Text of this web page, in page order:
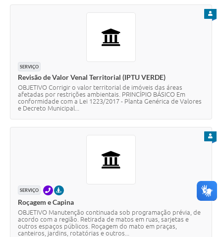
SERVIÇO
Revisão de Valor Venal Territorial (IPTU VERDE)
OBJETIVO Corrigir o valor territorial de imóveis das áreas
afetadas por restrições ambientais. PRINCÍPIO BÁSICO Em
conformidade com a Lei 1223/2017 - Planta Genérica de Valores
e Decreto Municipal...
SERVIÇO TELEFONEPRESENCIAL
Roçagem e Capina
OBJETIVO Manutenção continuada sob programação prévia, de
acordo com a região. Retirada de matos em ruas, sarjetas e
outros espaços públicos. Roçagem do mato em praças,
canteiros, jardins, rotatórias e outros...